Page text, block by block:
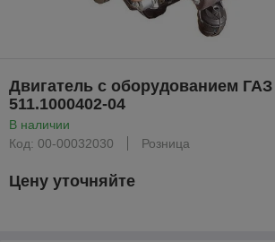
Двигатель с оборудованием
511.1000402-04
В наличии
Код: 00-00032030
Розница
Цену уточняйте